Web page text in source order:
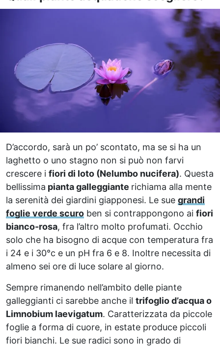
D’accordo, sarà un po’ scontato, ma se si ha un
laghetto o uno stagno non si può non farvi
crescere i fiori di loto (Nelumbo nucifera). Questa
bellissima pianta galleggiante richiama alla mente
la serenità dei giardini giapponesi. Le sue grandi
foglie verde scuro ben si contrappongono ai fiori
bianco-rosa, fra l’altro molto profumati. Occhio
solo che ha bisogno di acque con temperatura fra
i 24 e i 30°c e un pH fra 6 e 8. Inoltre necessita di
almeno sei ore di luce solare al giorno.
Sempre rimanendo nell’ambito delle piante
galleggianti ci sarebbe anche il trifoglio d’acqua o
Limnobium laevigatum. Caratterizzata da piccole
foglie a forma di cuore, in estate produce piccoli
fiori bianchi. Le sue radici sono in grado di